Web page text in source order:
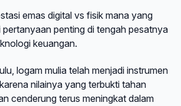
emas digital vs fisik mana yang
pertanyaan penting di tengah pesatnya
keuangan.
logam mulia telah menjadi instrumen
nilainya yang terbukti tahan
cenderung terus meningkat dalam